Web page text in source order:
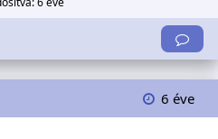
6 éve